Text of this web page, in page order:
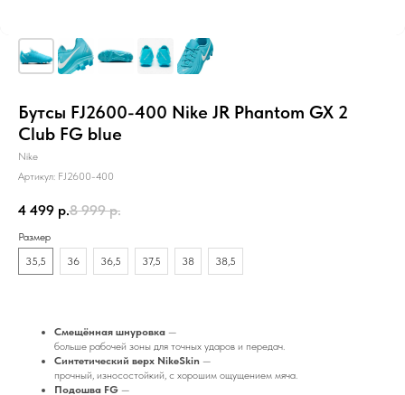
Бутсы FJ2600-400 Nike JR Phantom GX 2
Club FG blue
Nike
Артикул: FJ2600-400
4 499 р.8 999 р.
Размер
35,5
36 36,5 37,5 38 38,5
Смещённая шнуровка —
больше рабочей зоны для точных ударов и передач.
Синтетический верх NikeSkin —
прочный, износостойкий, с хорошим ощущением мяча.
Подошва FG —